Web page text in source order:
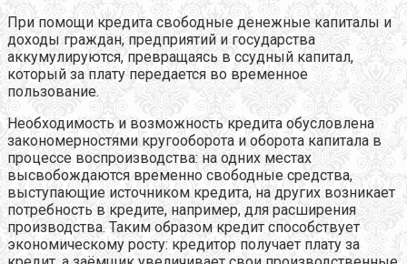
При помощи кредита свободные денежные капиталы и
доходы граждан, предприятий и государства
аккумулируются, превращаясь в ссудный капитал,
который за плату передается во временное
пользование.
Необходимость и возможность кредита обусловлена
закономерностями кругооборота и оборота капитала в
процессе воспроизводства: на одних местах
высвобождаются временно свободные средства,
выступающие источником кредита, на других возникает
потребность в кредите, например, для расширения
производства. Таким образом кредит способствует
экономическому росту: кредитор получает плату за